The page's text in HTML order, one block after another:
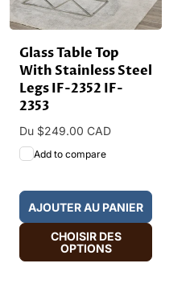
Glass Table Top
With Stainless Steel
Legs IF-2352 IF-
2353
Prix
habituel
Du $249.00 CAD
Add to compare
AJOUTER AU PANIER
CHOISIR DES
OPTIONS